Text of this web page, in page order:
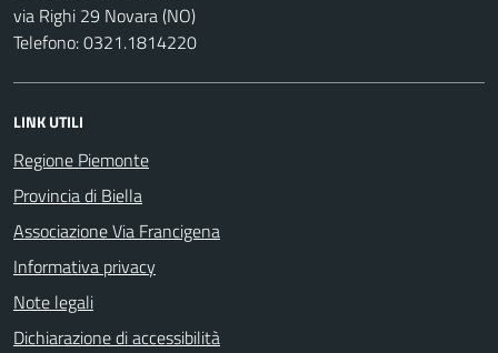
via Righi 29 Novara (NO)
Telefono: 0321.1814220
LINK UTILI
Regione Piemonte
Provincia di Biella
Associazione Via Francigena
Informativa privacy
Note legali
Dichiarazione di accessibilità